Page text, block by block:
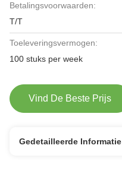
Betalingsvoorwaarden:
T/T
Toeleveringsvermogen:
100 stuks per week
Vind De Beste Prijs
Gedetailleerde Informatie